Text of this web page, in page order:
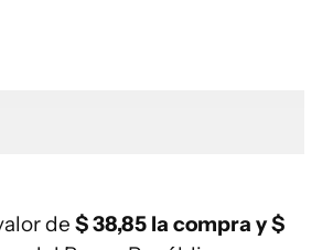
de $ 38,85 la compra y $